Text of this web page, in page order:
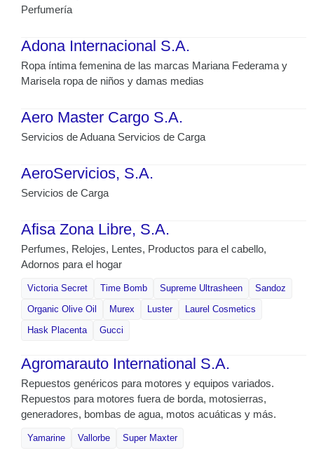
Perfumería
Adona Internacional S.A.
Ropa íntima femenina de las marcas Mariana Federama y
Marisela ropa de niños y damas medias
Aero Master Cargo S.A.
Servicios de Aduana Servicios de Carga
AeroServicios, S.A.
Servicios de Carga
Afisa Zona Libre, S.A.
Perfumes, Relojes, Lentes, Productos para el cabello,
Adornos para el hogar
Victoria Secret Time Bomb Supreme Ultrasheen
Sandoz
Organic Olive Oil
Murex Luster
Laurel Cosmetics
Hask Placenta
Gucci
Agromarauto International S.A.
Repuestos genéricos para motores y equipos variados.
Repuestos para motores fuera de borda, motosierras,
generadores, bombas de agua, motos acuáticas y más.
Yamarine Vallorbe Super Maxter